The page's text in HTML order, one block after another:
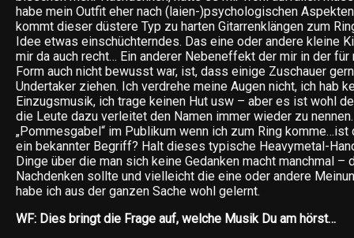
habe mein Outfit eher nach (laien-)psychologischen
kommt dieser düstere Typ zu harten Gitarrenklängen zum
Idee etwas einschüchterndes. Das eine oder andere kleine
mir da auch recht… Ein anderer Nebeneffekt der mir in der für
Form auch nicht bewusst war, ist, dass einige Zuschauer
Undertaker ziehen. Ich verdrehe meine Augen nicht, ich hab
Einzugsmusik, ich trage keinen Hut usw – aber es ist wohl
die Leute dazu verleitet den Namen immer wieder zu
„Pommesgabel“ im Publikum wenn ich zum Ring komme…ist
ein bekannter Begriff? Halt dieses typische Heavymetal-
Dinge über die man sich keine Gedanken macht manchmal –
Nachdenken sollte und vielleicht die eine oder andere
habe ich aus der ganzen Sache wohl gelernt.
WF: Dies bringt die Frage auf, welche Musik Du am hörst…